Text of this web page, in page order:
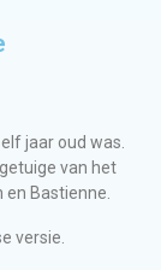
jaar oud was.
van het
en Bastienne.
versie.